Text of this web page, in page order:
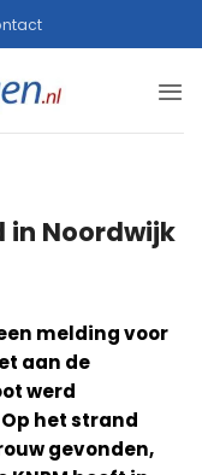
in Noordwijk
melding voor
aan de
werd
het strand
gevonden,